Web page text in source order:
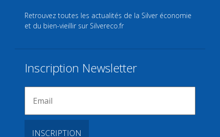
Retrouvez toutes les actualités de la Silver économie
et du bien-vieillir sur Silvereco.fr
Inscription Newsletter